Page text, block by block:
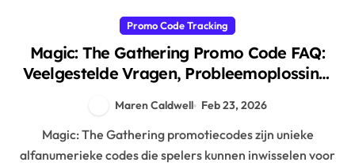
Promo Code Tracking
Magic: The Gathering Promo Code FAQ:
Veelgestelde Vragen, Probleemoplossing,
Maren Caldwell Feb 23, 2026
Magic: The Gathering promotiecodes zijn unieke
alfanumerieke codes die spelers kunnen inwisselen voor